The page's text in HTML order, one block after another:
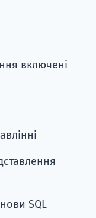
включені
SQL